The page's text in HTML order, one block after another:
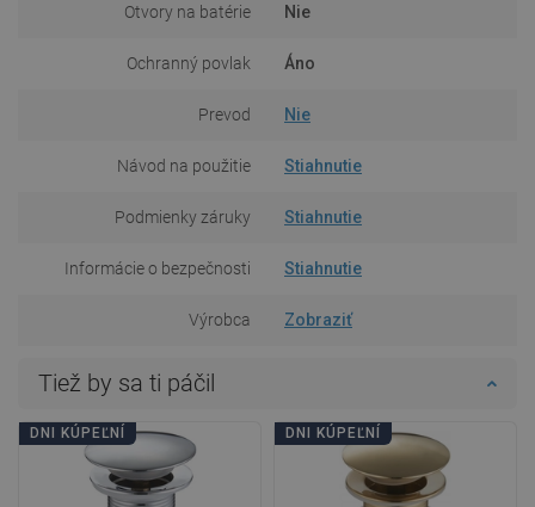
Otvory na batérie Nie
Ochranný povlak Áno
Prevod Nie
Návod na použitie Stiahnutie
Podmienky záruky Stiahnutie
Informácie o bezpečnosti Stiahnutie
Výrobca Zobraziť
Tiež by sa ti páčil
DNI KÚPEĽNÍ DNI KÚPEĽNÍ